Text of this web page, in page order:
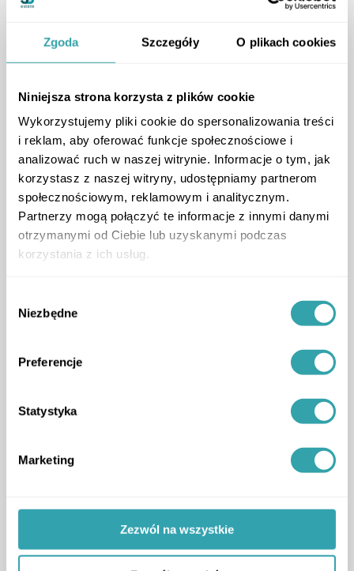
Zgoda Szczegóły O plikach cookies
Niniejsza strona korzysta z plików cookie
Wykorzystujemy pliki cookie do spersonalizowania treści
i reklam, aby oferować funkcje społecznościowe i
analizować ruch w naszej witrynie. Informacje o tym, jak
korzystasz z naszej witryny, udostępniamy partnerom
społecznościowym, reklamowym i analitycznym.
Partnerzy mogą połączyć te informacje z innymi danymi
otrzymanymi od Ciebie lub uzyskanymi podczas
korzystania z ich usług.
zgody
Niezbędne
Preferencje
Statystyka
Marketing
Zezwól na wszystkie
ArrowRightLong
Developer Inspirations
New Technologies in Real Estate
Trends, Tools, and Buyer Confidence
ArrowRightLong
Developer Inspirations
Breathing New Life into Old Walls